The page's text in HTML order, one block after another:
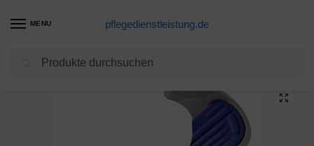
MENU pflegedienstleistung.de
Gehilfe Produkte BORT Polster f.Unterarmgehstützen blau 1 St